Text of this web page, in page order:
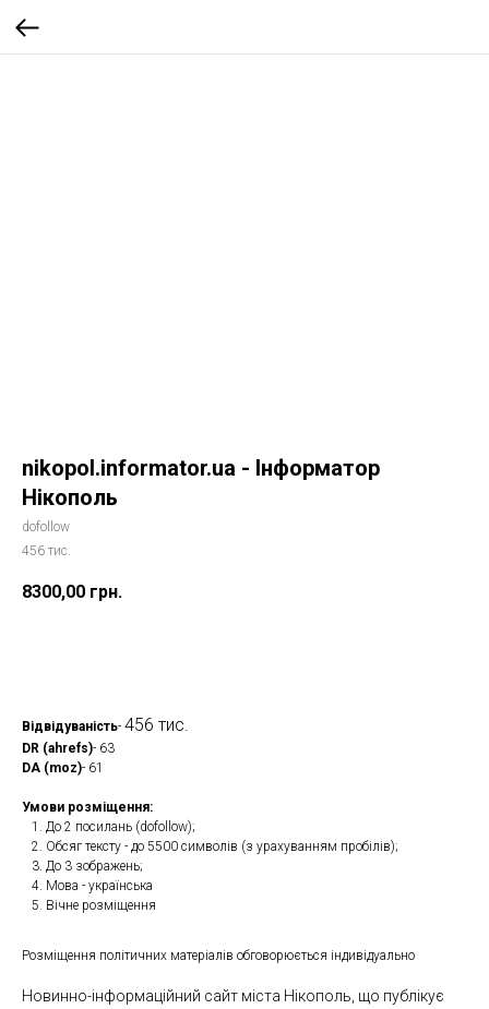
nikopol.informator.ua - Інформатор
Нікополь
dofollow
456 тис.
8300,00 грн.
Відвідуваність- 456 тис.
DR (ahrefs)- 63
DA (moz)- 61
Умови розміщення:
До 2 посилань (dofollow);
Обсяг тексту - до 5500 символів (з урахуванням пробілів);
До 3 зображень;
Мова - українська
Вічне розміщення
Розміщення політичних матеріалів обговорюється індивідуально
Новинно-інформаційний сайт міста Нікополь, що публікує